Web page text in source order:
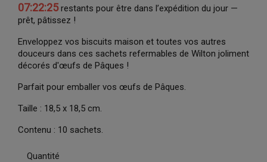
07:22:24restants pour être dans l’expédition du jour —
prêt, pâtissez !
Enveloppez vos biscuits maison et toutes vos autres
douceurs dans ces sachets refermables de Wilton joliment
décorés d'œufs de Pâques !
Parfait pour emballer vos œufs de Pâques.
Taille : 18,5 x 18,5 cm.
Contenu : 10 sachets.
Quantité